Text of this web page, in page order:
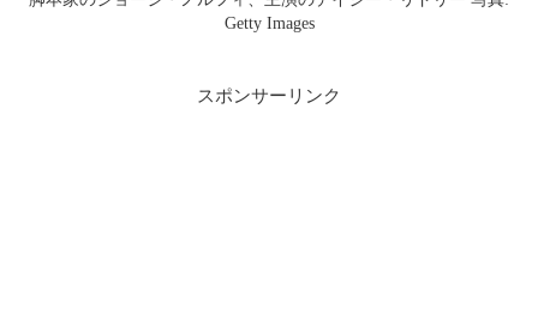
Getty Images
スポンサーリンク